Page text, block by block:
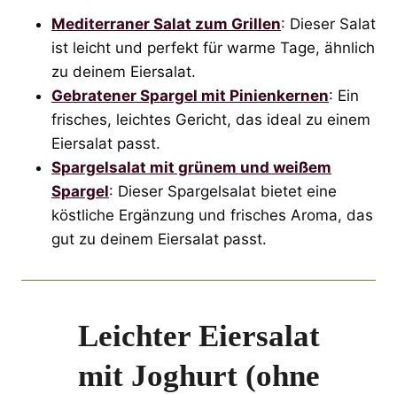
Mediterraner Salat zum Grillen: Dieser Salat
ist leicht und perfekt für warme Tage, ähnlich
zu deinem Eiersalat.
Gebratener Spargel mit Pinienkernen: Ein
frisches, leichtes Gericht, das ideal zu einem
Eiersalat passt.
Spargelsalat mit grünem und weißem
Spargel: Dieser Spargelsalat bietet eine
köstliche Ergänzung und frisches Aroma, das
gut zu deinem Eiersalat passt.
Leichter Eiersalat
mit Joghurt (ohne